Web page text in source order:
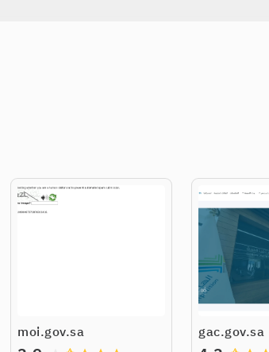
gac.gov.sa
moi.gov.sa